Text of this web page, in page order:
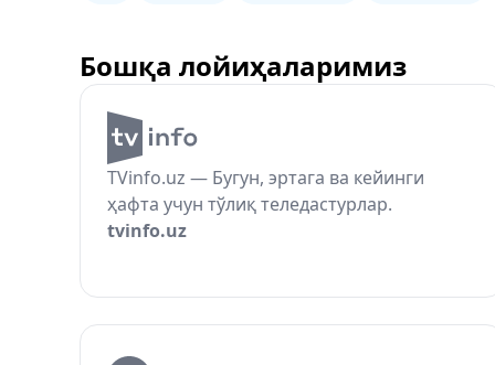
Бошқа лойиҳаларимиз
TVinfo.uz — Бугун, эртага ва кейинги
ҳафта учун тўлиқ теледастурлар.
tvinfo.uz